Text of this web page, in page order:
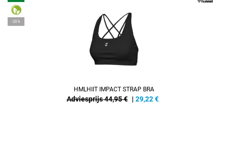
-35%
HMLHIIT IMPACT STRAP BRA
Adviesprijs 44,95 € | 29,22€